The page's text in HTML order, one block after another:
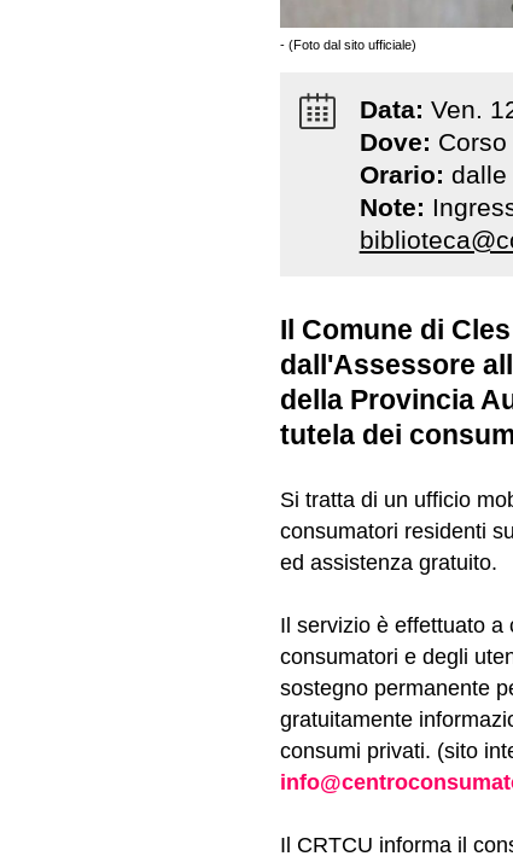
- (Foto dal sito ufficiale)
Data: Ven.
Dove:
Orario: dalle
Note:
Il Comune di
dall'Assessore
della Provincia
tutela dei
Si tratta di un ufficio
consumatori residenti
ed assistenza gratuito.
Il servizio è effettuato a
consumatori e degli
sostegno permanente
gratuitamente
consumi privati. (sito
Il CRTCU informa il